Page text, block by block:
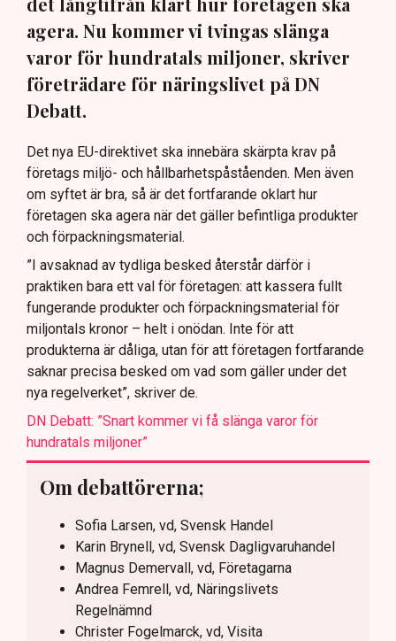
agera. Nu kommer vi tvingas slänga
varor för hundratals miljoner, skriver
företrädare för näringslivet på DN
Debatt.
Det nya EU-direktivet ska innebära skärpta krav på
företags miljö- och hållbarhetspåståenden. Men även
om syftet är bra, så är det fortfarande oklart hur
företagen ska agera när det gäller befintliga produkter
och förpackningsmaterial.
”I avsaknad av tydliga besked återstår därför i
praktiken bara ett val för företagen: att kassera fullt
fungerande produkter och förpackningsmaterial för
miljontals kronor – helt i onödan. Inte för att
produkterna är dåliga, utan för att företagen fortfarande
saknar precisa besked om vad som gäller under det
nya regelverket”, skriver de.
DN Debatt: ”Snart kommer vi få slänga varor för
hundratals miljoner”
Om debattörerna;
Sofia Larsen, vd, Svensk Handel
Karin Brynell, vd, Svensk Dagligvaruhandel
Magnus Demervall, vd, Företagarna
Andrea Femrell, vd, Näringslivets
Regelnämnd
Christer Fogelmarck, vd, Visita